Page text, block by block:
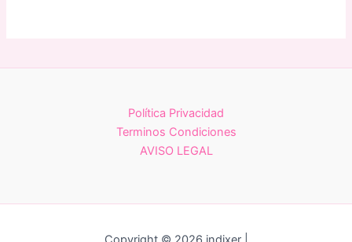
Política Privacidad
Terminos Condiciones
AVISO LEGAL